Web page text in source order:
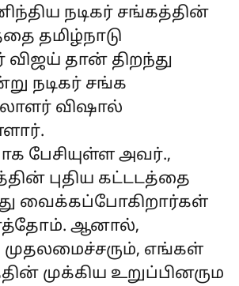
நடிகர் சங்கத்தின்
தமிழ்நாடு
விஜய் தான் திறந்து
நடிகர் சங்க
விஷால்
பேசியுள்ள அவர்.,
புதிய கட்டடத்தை
வைக்கப்போகிறார்கள்
ஆனால்,
எங்கள்
முக்கிய உறுப்பினரும